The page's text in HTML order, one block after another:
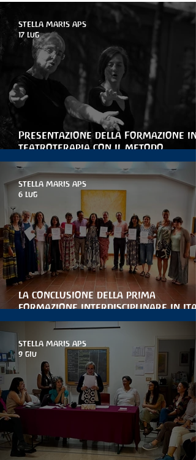
Presentazione della Formazione in
teatroterapia con il metodo
Arteterapia della parola
STELLA MARIS APS
17 lug
la conclusione della prima
formazione interdisciplinare in
per le artiterapie antroposofiche
STELLA MARIS APS
6 lug
STELLA MARIS APS
9 giu